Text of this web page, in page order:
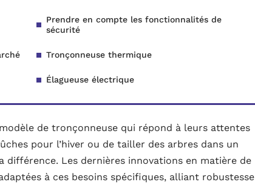
Prendre en compte les fonctionnalités de
sécurité
Tronçonneuse thermique
Élagueuse électrique
de tronçonneuse qui répond à leurs attentes
pour l’hiver ou de tailler des arbres dans un
Les dernières innovations en matière de
à ces besoins spécifiques, alliant robustesse